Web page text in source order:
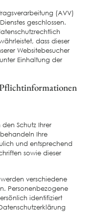
(AVV)
geschlossen.
dass dieser
Websitebesucher
Einhaltung der
Schutz Ihrer
Ihre
und entsprechend
sowie dieser
verschiedene
Personenbezogene
identifiziert